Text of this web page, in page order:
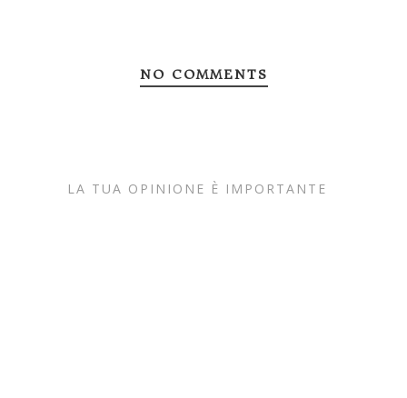
NO COMMENTS
LA TUA OPINIONE È IMPORTANTE